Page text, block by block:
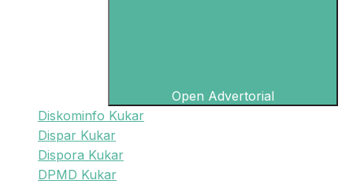
Open Advertorial
Diskominfo Kukar
Dispar Kukar
Dispora Kukar
DPMD Kukar